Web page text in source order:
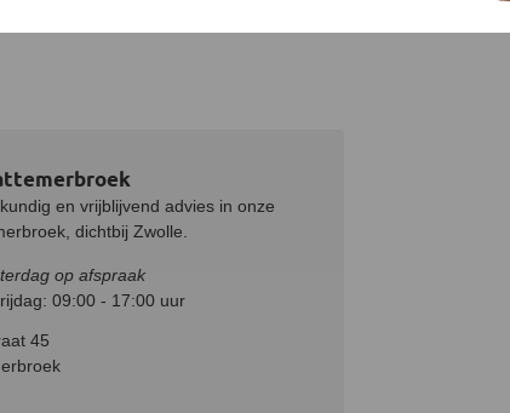
en vrijblijvend advies in onze
dichtbij Zwolle.
op afspraak
09:00 - 17:00 uur
45